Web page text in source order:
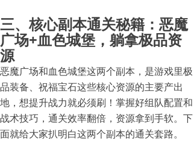
三、核心副本通关秘籍：恶魔
广场+血色城堡，躺拿极品资
源
恶魔广场和血色城堡这两个副本，是游戏里极
品装备、祝福宝石这些核心资源的主要产出
地，想提升战力就必须刷！掌握好组队配置和
战术技巧，通关效率翻倍，资源拿到手软。下
面就给大家扒明白这两个副本的通关套路。